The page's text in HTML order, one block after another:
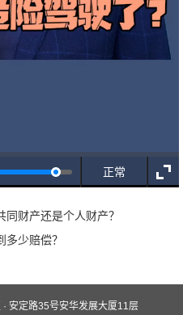
正常
财产还是个人财产？
少赔偿？
· 安定路35号安华发展大厦11层